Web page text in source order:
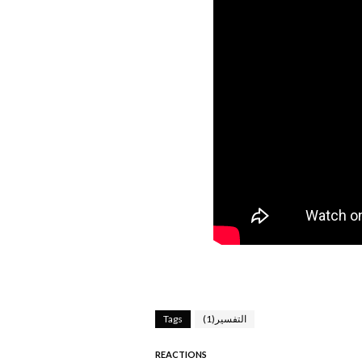
Tags التفسير(1)
REACTIONS